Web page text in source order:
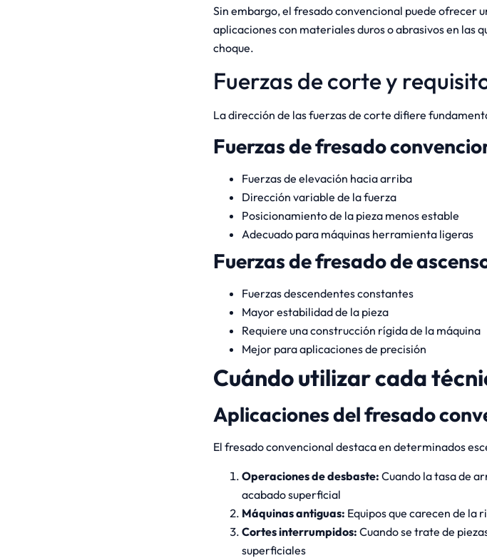
Sin embargo, el fresado convencional puede ofrecer
aplicaciones con materiales duros o abrasivos en las
choque.
Fuerzas de corte y
La dirección de las fuerzas de corte difiere
Fuerzas de fresado
Fuerzas de elevación hacia arriba
Dirección variable de la fuerza
Posicionamiento de la pieza menos estable
Adecuado para máquinas herramienta ligeras
Fuerzas de fresado de
Fuerzas descendentes constantes
Mayor estabilidad de la pieza
Requiere una construcción rígida de la máquina
Mejor para aplicaciones de precisión
Cuándo utilizar cada
Aplicaciones del fresado
El fresado convencional destaca en determinados
Operaciones de desbaste: Cuando la tasa de
acabado superficial
Máquinas antiguas: Equipos que carecen de la
Cortes interrumpidos: Cuando se trate de
superficiales